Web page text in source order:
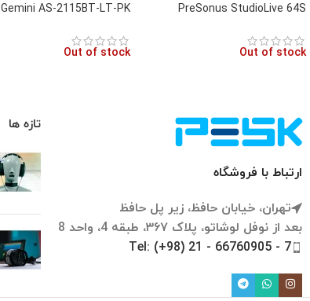
PreSonus StudioLive 64S
Out of stock
Gemini AS-2115BT-LT-PK
Out of stock
ارتباط با فروشگاه
تهران، خیابان حافظ، زیر پل حافظ
بعد از نوفل لوشاتو، پلاک ۳۶۷، طبقه 4، واحد 8
Tel: (+98) 21 - 66760905 - 7
تازه ها